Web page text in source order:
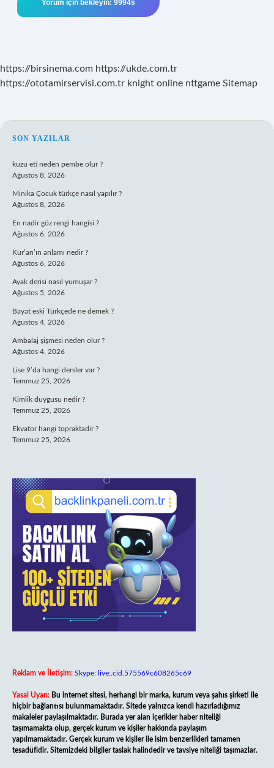
https://birsinema.com https://ukde.com.tr
https://ototamirservisi.com.tr knight online nttgame Sitemap
SIDEBAR
SON YAZILAR
kuzu eti neden pembe olur ?
Ağustos 8, 2026
Minika Çocuk türkçe nasıl yapılır ?
Ağustos 8, 2026
En nadir göz rengi hangisi ?
Ağustos 6, 2026
Kur’an’ın anlamı nedir ?
Ağustos 6, 2026
Ayak derisi nasıl yumuşar ?
Ağustos 5, 2026
Bayat eski Türkçede ne demek ?
Ağustos 4, 2026
Ambalaj şişmesi neden olur ?
Ağustos 4, 2026
Lise 9’da hangi dersler var ?
Temmuz 25, 2026
Kimlik duygusu nedir ?
Temmuz 25, 2026
Ekvator hangi topraktadir ?
Temmuz 25, 2026
Reklam ve İletişim: Skype: live:.cid.575569c608265c69
Yasal Uyarı: Bu internet sitesi, herhangi bir marka, kurum veya şahıs şirketi ile
hiçbir bağlantısı bulunmamaktadır. Sitede yalnızca kendi hazırladığımız
makaleler paylaşılmaktadır. Burada yer alan içerikler haber niteliği
taşımamakta olup, gerçek kurum ve kişiler hakkında paylaşım
yapılmamaktadır. Gerçek kurum ve kişiler ile isim benzerlikleri tamamen
tesadüfidir. Sitemizdeki bilgiler taslak halindedir ve tavsiye niteliği taşımazlar.